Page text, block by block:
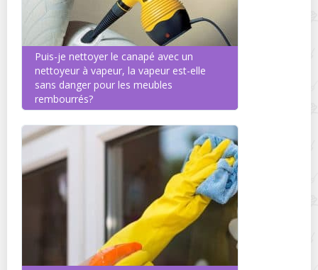
Puis-je nettoyer le canapé avec un
nettoyeur à vapeur, la vapeur est-elle
sans danger pour les meubles
rembourrés?